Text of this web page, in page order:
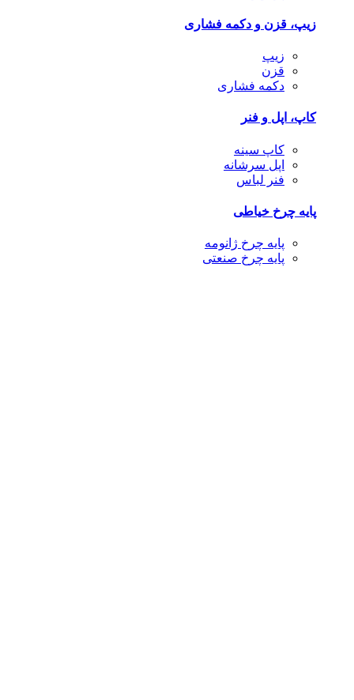
زیپ، قزن و دکمه فشاری
زیپ
قزن
دکمه فشاری
کاپ، اپل و فنر
کاپ سینه
اپل سرشانه
فنر لباس
پایه چرخ خیاطی
پایه چرخ ژانومه
پایه چرخ صنعتی